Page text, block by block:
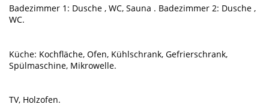
Badezimmer 1: Dusche , WC, Sauna . Badezimmer 2: Dusche ,
WC.
Küche: Kochfläche, Ofen, Kühlschrank, Gefrierschrank,
Spülmaschine, Mikrowelle.
TV, Holzofen.